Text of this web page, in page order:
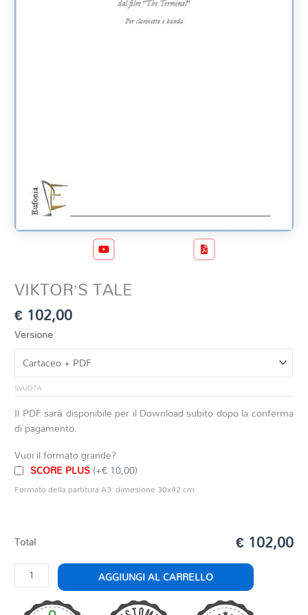
VIKTOR’S TALE
€ 102,00
Versione
SVUOTA
Il PDF sarà disponibile per il Download subito dopo la conferma
di pagamento.
Vuoi il formato grande?
SCORE PLUS(+€ 10,00)
Formato della partitura A3: dimesione 30x42 cm
Total € 102,00
VIKTOR'S
TALE
quantità
AGGIUNGI AL CARRELLO